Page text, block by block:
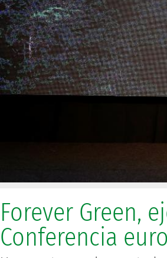
Forever Green,
Conferencia